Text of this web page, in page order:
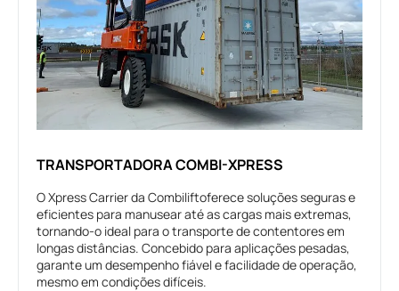
TRANSPORTADORA COMBI-XPRESS
O Xpress Carrier da Combiliftoferece soluções seguras e
eficientes para manusear até as cargas mais extremas,
tornando-o ideal para o transporte de contentores em
longas distâncias. Concebido para aplicações pesadas,
garante um desempenho fiável e facilidade de operação,
mesmo em condições difíceis.